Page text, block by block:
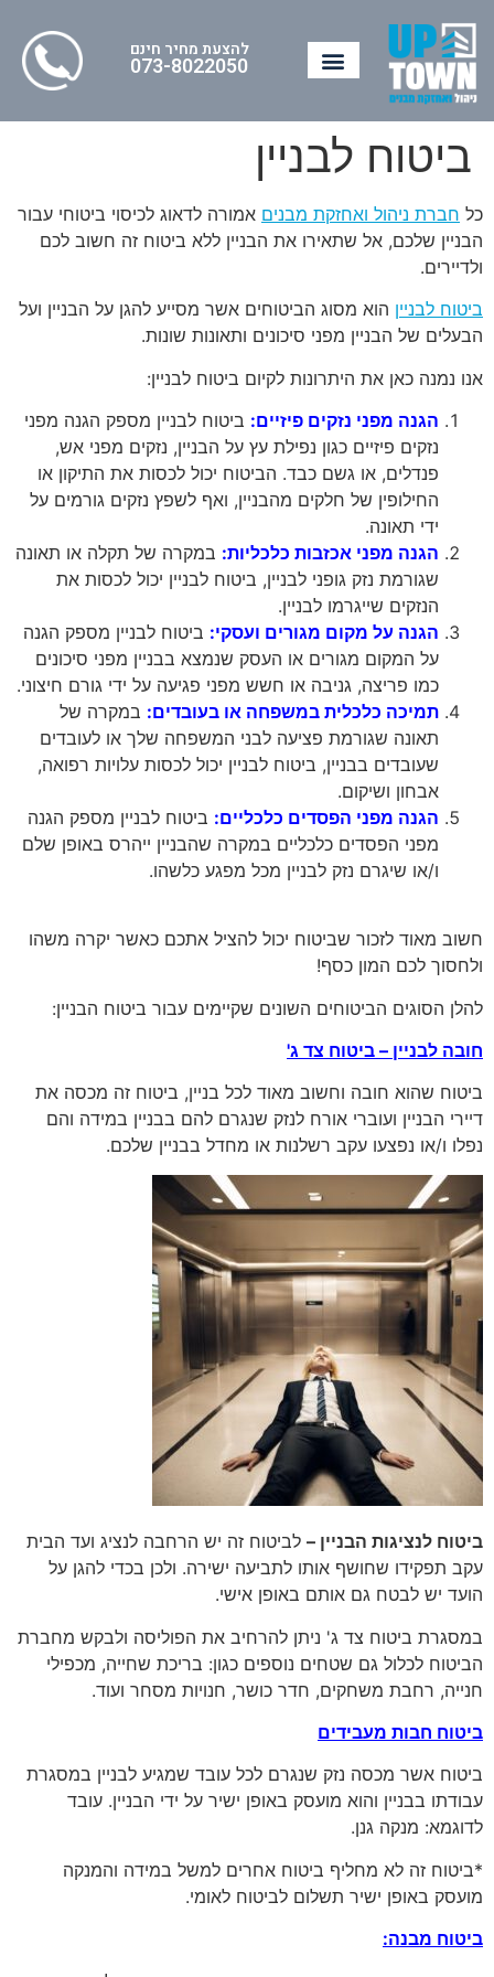
להצעת מחיר חינם
073-8022050
ביטוח לבניין
כל חברת ניהול ואחזקת מבנים אמורה לדאוג לכיסוי ביטוחי עבור
הבניין שלכם, אל שתאירו את הבניין ללא ביטוח זה חשוב לכם
ולדיירים.
ביטוח לבניין הוא מסוג הביטוחים אשר מסייע להגן על הבניין ועל
הבעלים של הבניין מפני סיכונים ותאונות שונות.
אנו נמנה כאן את היתרונות לקיום ביטוח לבניין:
הגנה מפני נזקים פיזיים: ביטוח לבניין מספק הגנה מפני
נזקים פיזיים כגון נפילת עץ על הבניין, נזקים מפני אש,
פנדלים, או גשם כבד. הביטוח יכול לכסות את התיקון או
החילופין של חלקים מהבניין, ואף לשפץ נזקים גורמים על
ידי תאונה.
הגנה מפני אכזבות כלכליות: במקרה של תקלה או תאונה
שגורמת נזק גופני לבניין, ביטוח לבניין יכול לכסות את
הנזקים שייגרמו לבניין.
הגנה על מקום מגורים ועסקי: ביטוח לבניין מספק הגנה
על המקום מגורים או העסק שנמצא בבניין מפני סיכונים
כמו פריצה, גניבה או חשש מפני פגיעה על ידי גורם חיצוני.
תמיכה כלכלית במשפחה או בעובדים: במקרה של
תאונה שגורמת פציעה לבני המשפחה שלך או לעובדים
שעובדים בבניין, ביטוח לבניין יכול לכסות עלויות רפואה,
אבחון ושיקום.
הגנה מפני הפסדים כלכליים: ביטוח לבניין מספק הגנה
מפני הפסדים כלכליים במקרה שהבניין ייהרס באופן שלם
ו/או שיגרם נזק לבניין מכל מפגע כלשהו.
חשוב מאוד לזכור שביטוח יכול להציל אתכם כאשר יקרה משהו
ולחסוך לכם המון כסף!
להלן הסוגים הביטוחים השונים שקיימים עבור ביטוח הבניין:
חובה לבניין – ביטוח צד ג'
ביטוח שהוא חובה וחשוב מאוד לכל בניין, ביטוח זה מכסה את
דיירי הבניין ועוברי אורח לנזק שנגרם להם בבניין במידה והם
נפלו ו/או נפצעו עקב רשלנות או מחדל בבניין שלכם.
ביטוח לנציגות הבניין – לביטוח זה יש הרחבה לנציג ועד הבית
עקב תפקידו שחושף אותו לתביעה ישירה. ולכן בכדי להגן על
הועד יש לבטח גם אותם באופן אישי.
במסגרת ביטוח צד ג' ניתן להרחיב את הפוליסה ולבקש מחברת
הביטוח לכלול גם שטחים נוספים כגון: בריכת שחייה, מכפילי
חנייה, רחבת משחקים, חדר כושר, חנויות מסחר ועוד.
ביטוח חבות מעבידים
ביטוח אשר מכסה נזק שנגרם לכל עובד שמגיע לבניין במסגרת
עבודתו בבניין והוא מועסק באופן ישיר על ידי הבניין. עובד
לדוגמא: מנקה גנן.
*ביטוח זה לא מחליף ביטוח אחרים למשל במידה והמנקה
מועסק באופן ישיר תשלום לביטוח לאומי.
ביטוח מבנה: